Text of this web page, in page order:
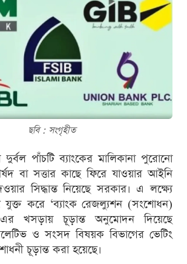
ছবি : সংগৃহীত
পাঁচটি ব্যাংকের মালিকানা পুরোনো
বা সত্তার কাছে ফিরে যাওয়ার আইনি
সিদ্ধান্ত নিয়েছে সরকার। এ লক্ষ্যে
যুক্ত করে ‘ব্যাংক রেজল্যুশন (সংশোধন)
খসড়ায় চূড়ান্ত অনুমোদন দিয়েছে
ও সংসদ বিষয়ক বিভাগের ভেটিং
চূড়ান্ত করা হয়েছে।